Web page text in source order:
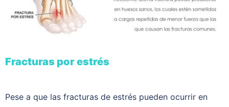
Fracturas por estrés
Pese a que las fracturas de estrés pueden ocurrir en